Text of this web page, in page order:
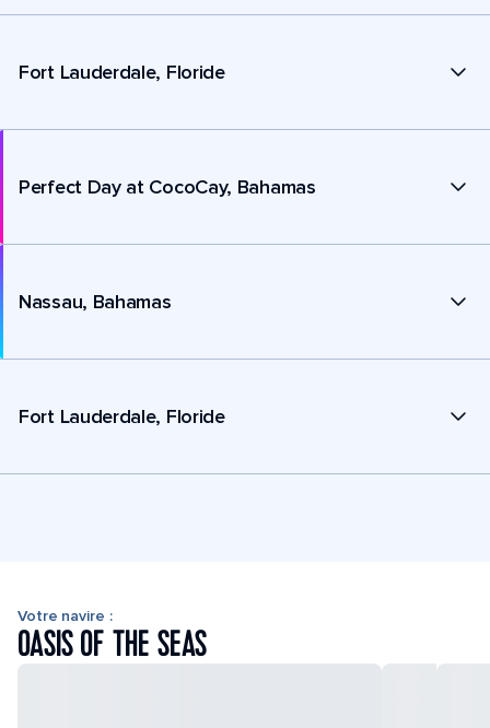
Fort Lauderdale, Floride
Perfect Day at CocoCay, Bahamas
Nassau, Bahamas
Fort Lauderdale, Floride
Votre navire :
OASIS OF THE SEAS